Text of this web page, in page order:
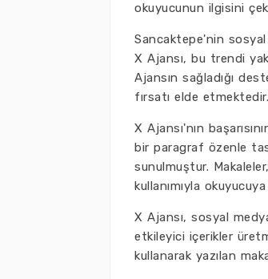
okuyucunun ilgisini
Sancaktepe'nin
X Ajansı, bu trendi
Ajansın sağladığı
fırsatı elde etmektedir.
X Ajansı'nın
bir paragraf özenle
sunulmuştur.
kullanımıyla
X Ajansı, sosyal
etkileyici içerikler
kullanarak yazılan